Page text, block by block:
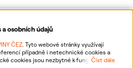
osobních údajů
ČEZ. Tyto webové stránky využívají
případně i netechnické cookies a
cookies jsou nezbytné k fungováníČíst dále
osobních údajů
o webu